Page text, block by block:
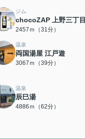
ジム
chocoZAP 上野三丁目
2457ｍ（31分）
温泉
両国湯屋 江戸遊
3067ｍ（39分）
温泉
辰巳湯
4886ｍ（62分）